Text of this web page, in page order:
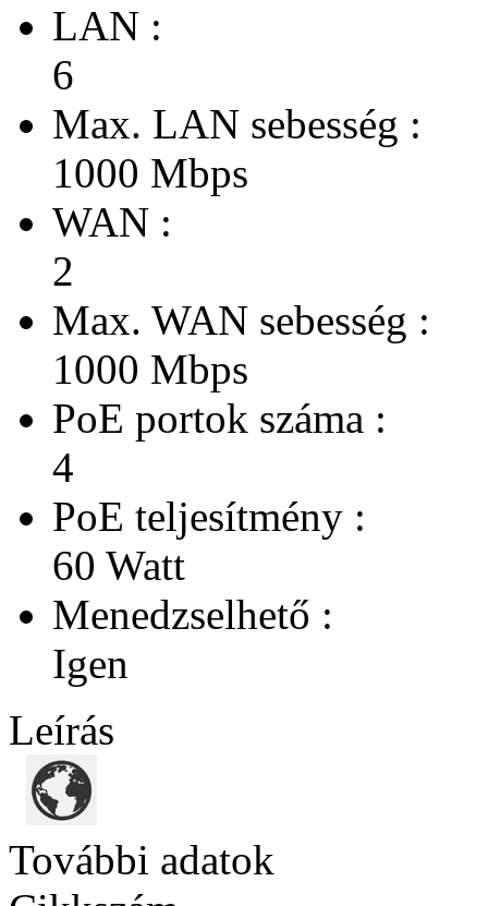
LAN :
6
Max. LAN sebesség :
1000 Mbps
WAN :
2
Max. WAN sebesség :
1000 Mbps
PoE portok száma :
4
PoE teljesítmény :
60 Watt
Menedzselhető :
Igen
Leírás
További adatok